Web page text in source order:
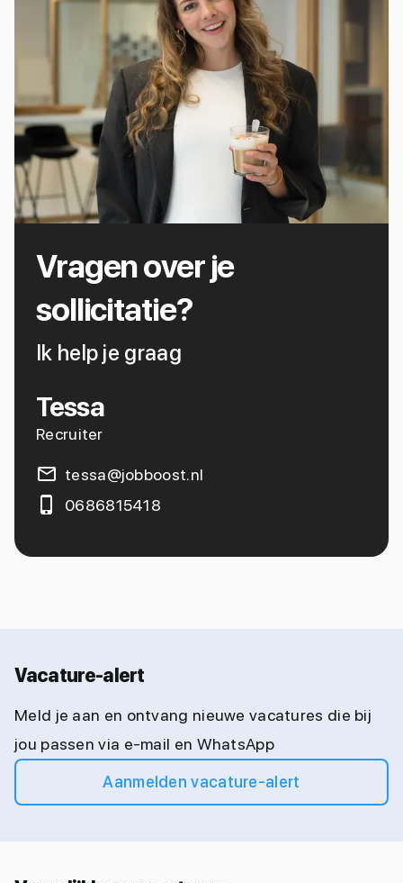
Vragen over je
sollicitatie?
Ik help je graag
Tessa
Recruiter
tessa@jobboost.nl
0686815418
Vacature-alert
Meld je aan en ontvang nieuwe vacatures die bij
jou passen via e-mail en WhatsApp
Aanmelden vacature-alert